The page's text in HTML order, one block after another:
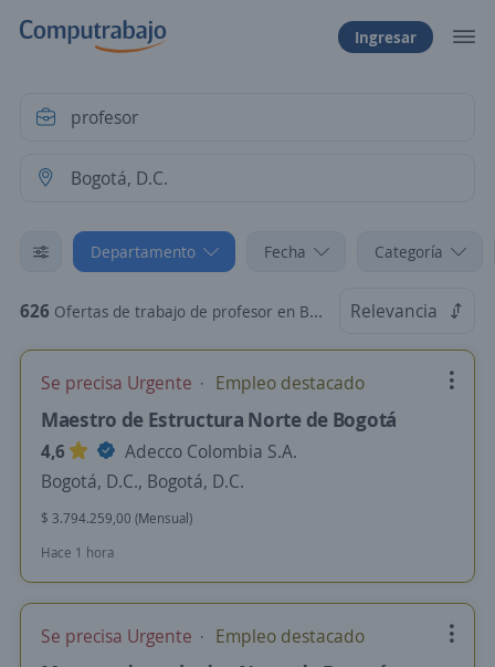
Ingresar
Departamento Fecha Categoría
626 Ofertas de trabajo de profesor en Bogotá, D.C. Relevancia
Se precisa Urgente Empleo destacado
Maestro de Estructura Norte de Bogotá
4,6
Adecco Colombia S.A.
Bogotá, D.C., Bogotá, D.C.
$ 3.794.259,00 (Mensual)
Hace 1 hora
Se precisa Urgente Empleo destacado